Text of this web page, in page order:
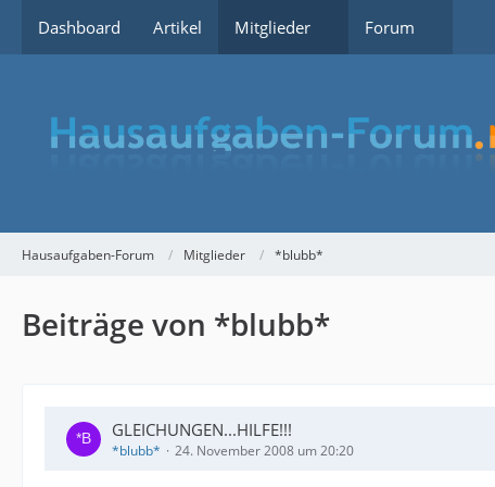
Dashboard Artikel Mitglieder Forum
Hausaufgaben-Forum Mitglieder *blubb*
Beiträge von *blubb*
GLEICHUNGEN...HILFE!!!
*blubb* 24. November 2008 um 20:20